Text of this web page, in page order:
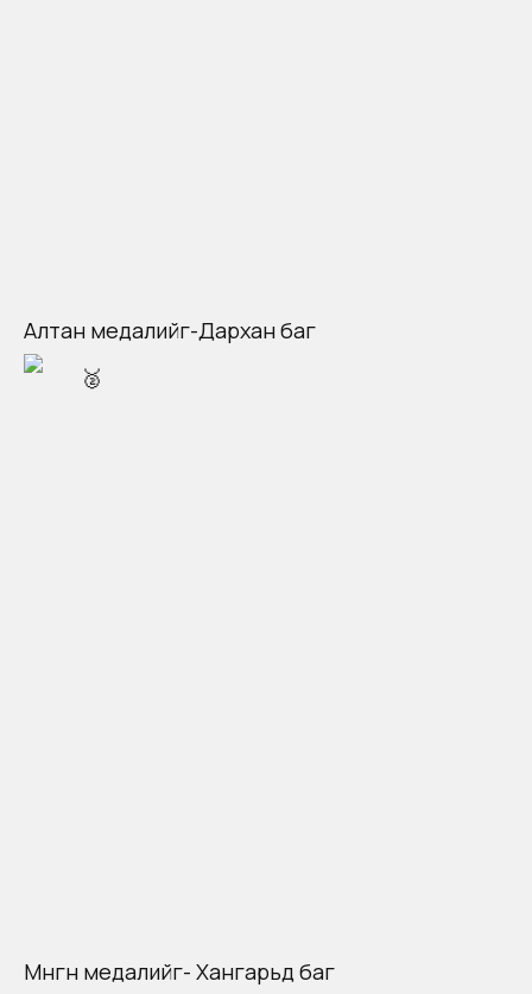
Алтан медалийг-Дархан баг
Мөнгөн медалийг- Хангарьд баг